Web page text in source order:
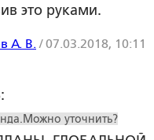
это руками.
А. В. /07.03.2018, 10:11
уточнить?